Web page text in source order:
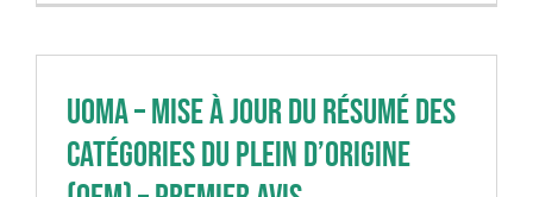
UOMA – Mise à jour du résumé des
catégories du plein d’origine